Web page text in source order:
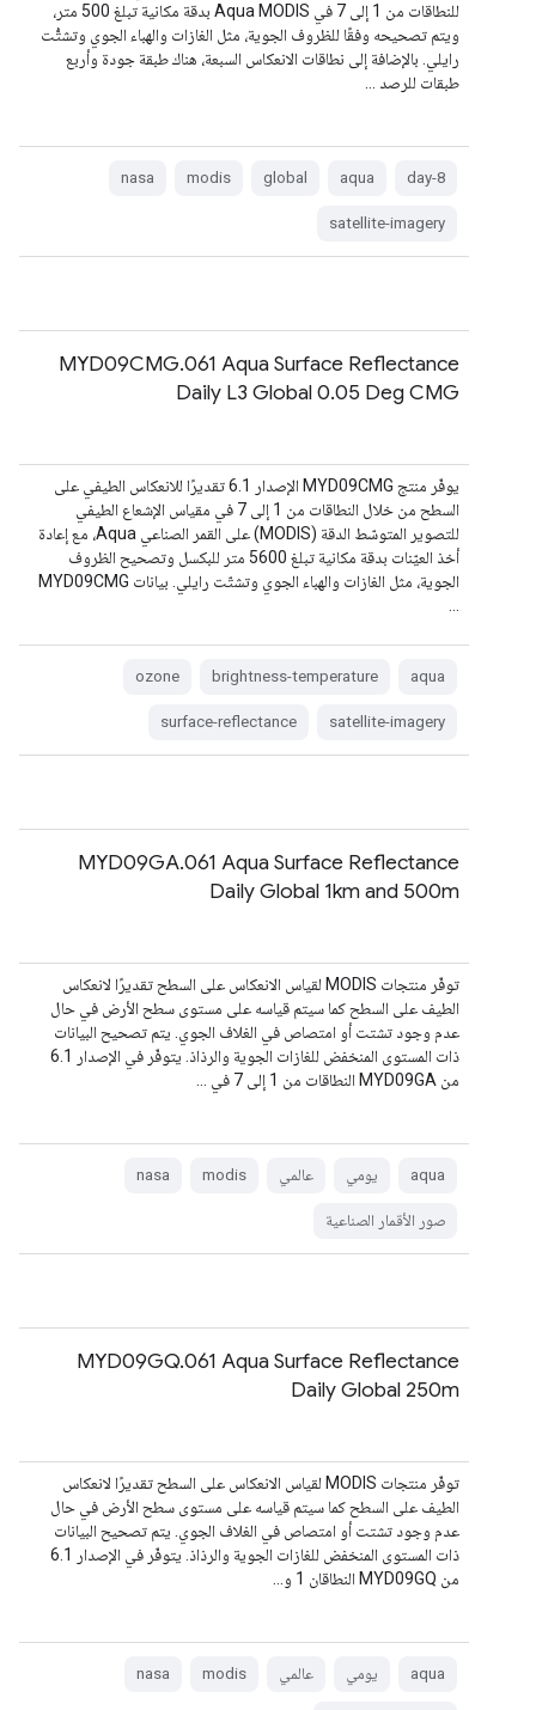
للنطاقات من 1 إلى 7 في Aqua MODIS بدقة مكانية تبلغ 500 متر،
ويتم تصحيحه وفقًا للظروف الجوية، مثل الغازات والهباء الجوي وتشتُّت
رايلي. بالإضافة إلى نطاقات الانعكاس السبعة، هناك طبقة جودة وأربع
طبقات للرصد …
8-day
aqua
global
modis
nasa
satellite-imagery
MYD09CMG.061 Aqua Surface Reflectance
Daily L3 Global 0.05 Deg CMG
يوفّر منتج MYD09CMG الإصدار 6.1 تقديرًا للانعكاس الطيفي على
السطح من خلال النطاقات من 1 إلى 7 في مقياس الإشعاع الطيفي
للتصوير المتوسّط الدقة (MODIS) على القمر الصناعي Aqua، مع إعادة
أخذ العيّنات بدقة مكانية تبلغ 5600 متر للبكسل وتصحيح الظروف
الجوية، مثل الغازات والهباء الجوي وتشتّت رايلي. بيانات MYD09CMG
aqua
brightness-temperature
ozone
satellite-imagery
surface-reflectance
MYD09GA.061 Aqua Surface Reflectance
Daily Global 1km and 500m
توفّر منتجات MODIS لقياس الانعكاس على السطح تقديرًا لانعكاس
الطيف على السطح كما سيتم قياسه على مستوى سطح الأرض في حال
عدم وجود تشتت أو امتصاص في الغلاف الجوي. يتم تصحيح البيانات
ذات المستوى المنخفض للغازات الجوية والرذاذ. يتوفّر في الإصدار 6.1
من MYD09GA النطاقات من 1 إلى 7 في …
aqua يومي عالمي modis
nasa
صور الأقمار الصناعية
MYD09GQ.061 Aqua Surface Reflectance
Daily Global 250m
توفّر منتجات MODIS لقياس الانعكاس على السطح تقديرًا لانعكاس
الطيف على السطح كما سيتم قياسه على مستوى سطح الأرض في حال
عدم وجود تشتت أو امتصاص في الغلاف الجوي. يتم تصحيح البيانات
ذات المستوى المنخفض للغازات الجوية والرذاذ. يتوفّر في الإصدار 6.1
من MYD09GQ النطاقان 1 و…
aqua يومي عالمي modis
nasa